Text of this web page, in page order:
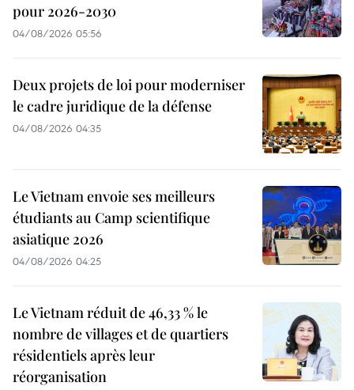
pour 2026-2030
04/08/2026 05:56
Deux projets de loi pour moderniser
le cadre juridique de la défense
04/08/2026 04:35
Le Vietnam envoie ses meilleurs
étudiants au Camp scientifique
asiatique 2026
04/08/2026 04:25
Le Vietnam réduit de 46,33 % le
nombre de villages et de quartiers
résidentiels après leur
réorganisation